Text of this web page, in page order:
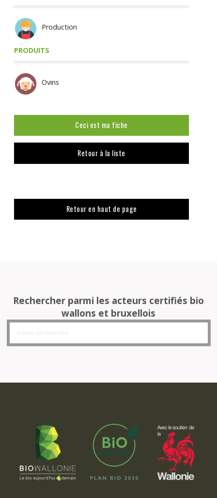
Production
PRODUITS
Ovins
Ceci est ma fiche
Retour à la liste
Retour en haut de page
Rechercher parmi les acteurs certifiés bio
wallons et bruxellois